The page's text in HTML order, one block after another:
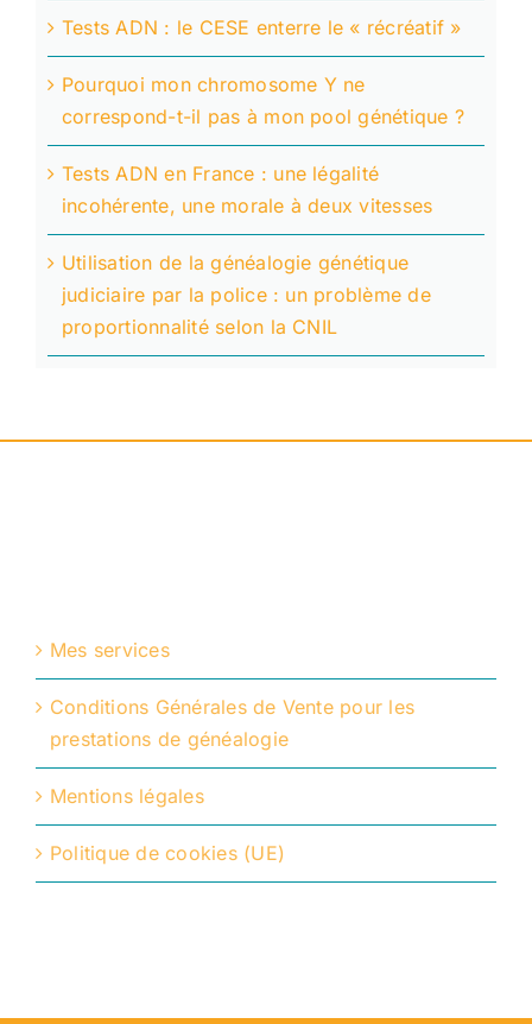
Tests ADN : le CESE enterre le « récréatif »
Pourquoi mon chromosome Y ne
correspond-t-il pas à mon pool génétique ?
Tests ADN en France : une légalité
incohérente, une morale à deux vitesses
Utilisation de la généalogie génétique
judiciaire par la police : un problème de
proportionnalité selon la CNIL
Mes services
Conditions Générales de Vente pour les
prestations de généalogie
Mentions légales
Politique de cookies (UE)